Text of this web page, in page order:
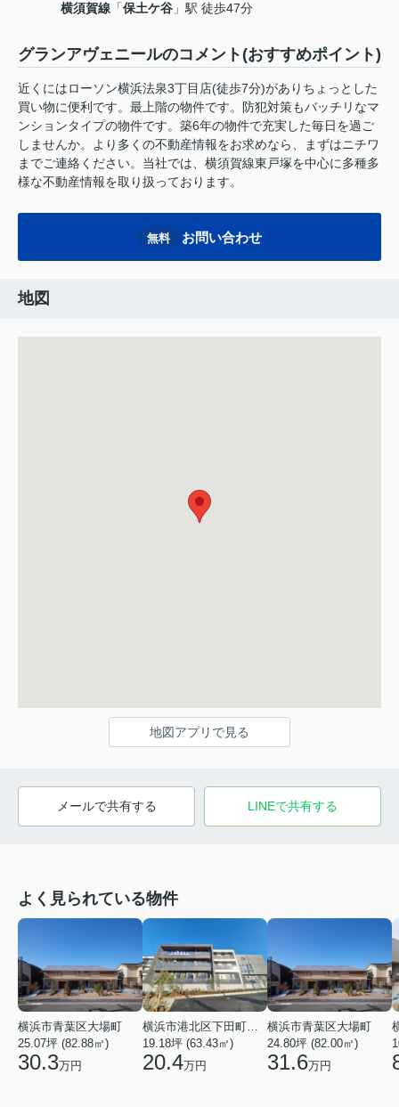
横須賀線 「保土ケ谷 」駅 徒歩47分
グランアヴェニールのコメント(おすすめポイント)
近くにはローソン横浜法泉3丁目店(徒歩7分)がありちょっとした
買い物に便利です。最上階の物件です。防犯対策もバッチリなマ
ンションタイプの物件です。築6年の物件で充実した毎日を過ご
しませんか。より多くの不動産情報をお求めなら、まずはニチワ
までご連絡ください。当社では、横須賀線東戸塚を中心に多種多
様な不動産情報を取り扱っております。
無料 お問い合わせ
地図
地図アプリで見る
メールで共有する LINEで共有する
よく見られている物件
横浜市青葉区大場町
25.07坪 (82.88㎡)
30.3万円
19.18坪 (63.43㎡)
20.4万円
横浜市青葉区大場町
24.80坪 (82.00㎡)
31.6万円